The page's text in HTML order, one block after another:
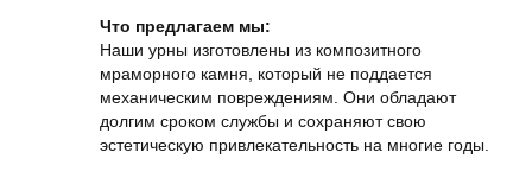
Что предлагаем мы:
Наши урны изготовлены из композитного
мраморного камня, который не поддается
механическим повреждениям. Они обладают
долгим сроком службы и сохраняют свою
эстетическую привлекательность на многие годы.